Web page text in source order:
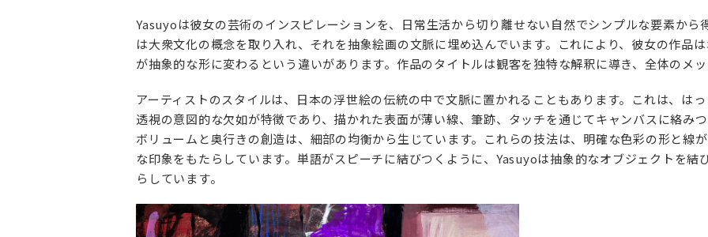
Yasuyoは彼女の芸術のインスピレーションを、日常生活から切り離せない自然でシンプルな要素から
は大衆文化の概念を取り入れ、それを抽象絵画の文脈に埋め込んでいます。これにより、彼女の作品
が抽象的な形に変わるという違いがあります。作品のタイトルは観客を独特な解釈に導き、全体のメ
アーティストのスタイルは、日本の浮世絵の伝統の中で文脈に置かれることもあります。これは、は
透視の意図的な欠如が特徴であり、描かれた表面が薄い線、筆跡、タッチを通じてキャンバスに絡み
ボリュームと奥行きの創造は、細部の均衡から生じています。これらの技法は、明確な色彩の形と線
な印象をもたらしています。単語がスピーチに結びつくように、Yasuyoは抽象的なオブジェクトを結
らしています。